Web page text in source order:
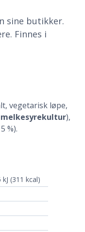
sine butikker.
Finnes i
vegetarisk løpe,
melkesyrekultur),
%).
kJ (311 kcal)